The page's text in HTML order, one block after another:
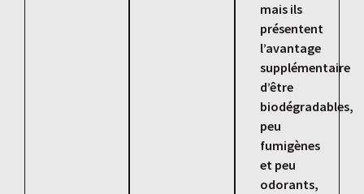
mais ils
présentent
l’avantage
supplémentaire
d’être
biodégradables,
peu
fumigènes
et peu
odorants,